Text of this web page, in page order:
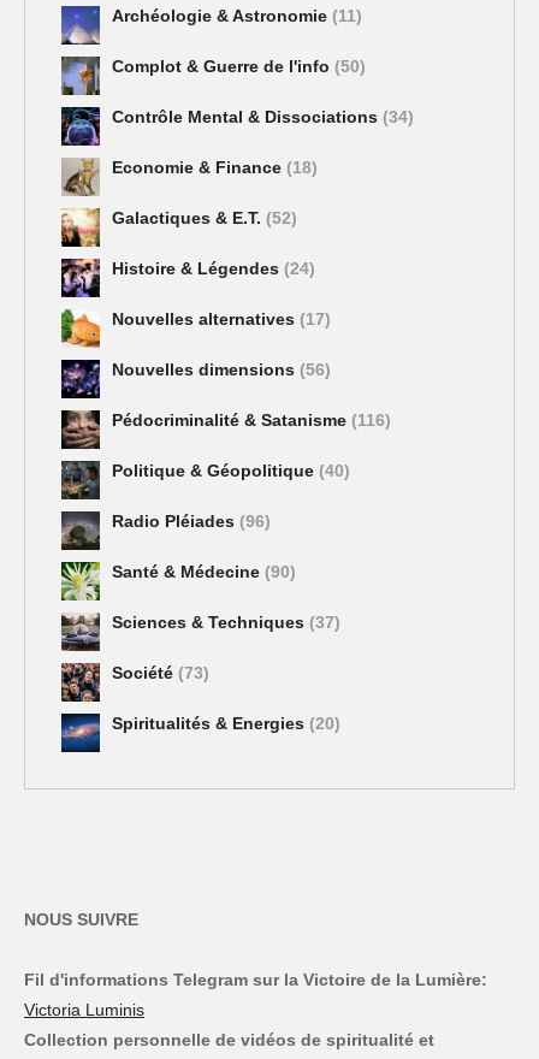
Archéologie & Astronomie (11)
Complot & Guerre de l'info (50)
Contrôle Mental & Dissociations (34)
Economie & Finance (18)
Galactiques & E.T. (52)
Histoire & Légendes (24)
Nouvelles alternatives (17)
Nouvelles dimensions (56)
Pédocriminalité & Satanisme (116)
Politique & Géopolitique (40)
Radio Pléiades (96)
Santé & Médecine (90)
Sciences & Techniques (37)
Société (73)
Spiritualités & Energies (20)
NOUS SUIVRE
Fil d'informations Telegram sur la Victoire de la Lumière:
Victoria Luminis
Collection personnelle de vidéos de spiritualité et